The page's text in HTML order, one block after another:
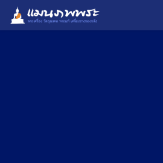
Skip